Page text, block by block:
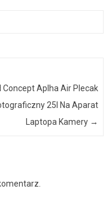
Concept Aplha Air Plecak
25l Na Aparat
Laptopa Kamery →